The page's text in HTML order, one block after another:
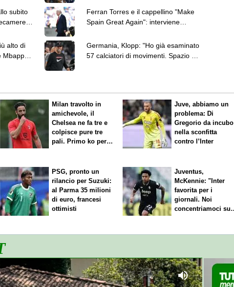
subito
Ferran Torres e il cappellino "Make
Spain Great Again": interviene
alto di
Mbappé
Germania, Klopp: "Ho già esaminato
57 calciatori di movimenti. Spazio ai
Milan travolto in
amichevole, il
Chelsea ne fa tre e
colpisce pure tre
pali. Primo ko per
Juve, abbiamo un
problema: Di
Gregorio da incubo
nella sconfitta
contro l’Inter
PSG, pronto un
rilancio per Suzuki:
al Parma 35 milioni
di euro, francesi
ottimisti
Juventus,
McKennie: "Inter
favorita per i
giornali. Noi
concentriamoci sul